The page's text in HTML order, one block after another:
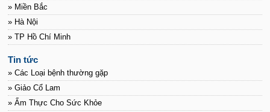
» Miền Bắc
» Hà Nội
» TP Hồ Chí Minh
Tin tức
» Các Loại bệnh thường gặp
» Giảo Cổ Lam
» Ẩm Thực Cho Sức Khỏe